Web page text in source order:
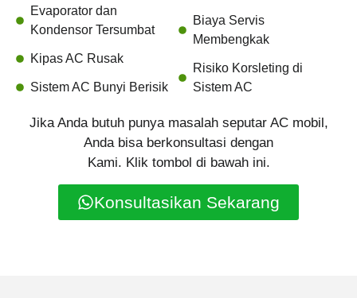
Evaporator dan
Kondensor Tersumbat
Kipas AC Rusak
Sistem AC Bunyi Berisik
Biaya Servis
Membengkak
Risiko Korsleting di
Sistem AC
Jika Anda butuh punya masalah seputar AC mobil,
Anda bisa berkonsultasi dengan
Kami. Klik tombol di bawah ini.
Konsultasikan Sekarang